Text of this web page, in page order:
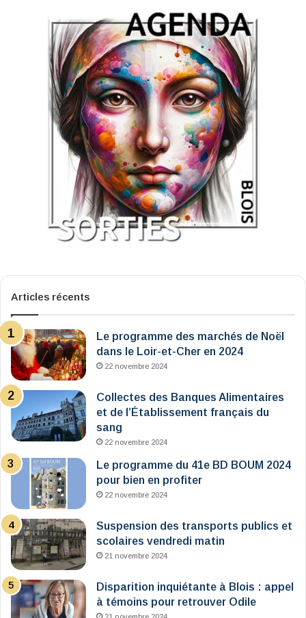
Articles récents
Le programme des marchés de Noël
dans le Loir-et-Cher en 2024
22 novembre 2024
Collectes des Banques Alimentaires
et de l’Établissement français du
sang
22 novembre 2024
Le programme du 41e BD BOUM 2024
pour bien en profiter
22 novembre 2024
Suspension des transports publics et
scolaires vendredi matin
21 novembre 2024
Disparition inquiétante à Blois : appel
à témoins pour retrouver Odile